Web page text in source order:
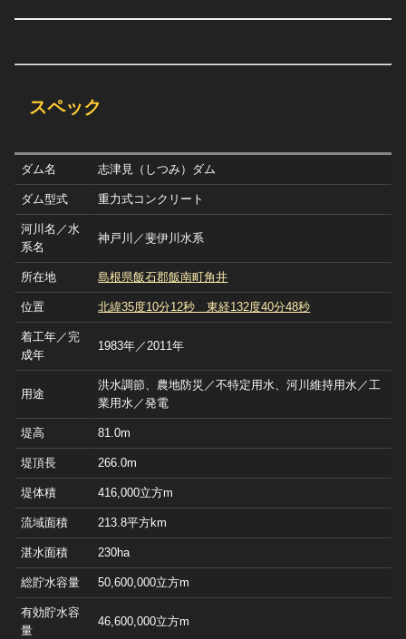
スペック
ダム名 志津見（しつみ）ダム
ダム型式 重力式コンクリート
河川名／水
系名
神戸川／斐伊川水系
所在地 島根県飯石郡飯南町角井
位置 北緯35度10分12秒 東経132度40分48秒
着工年／完
成年
1983年／2011年
用途
洪水調節、農地防災／不特定用水、河川維持用水／工
業用水／発電
堤高 81.0m
堤頂長 266.0m
堤体積 416,000立方m
流域面積 213.8平方km
湛水面積 230ha
総貯水容量 50,600,000立方m
有効貯水容
量
46,600,000立方m